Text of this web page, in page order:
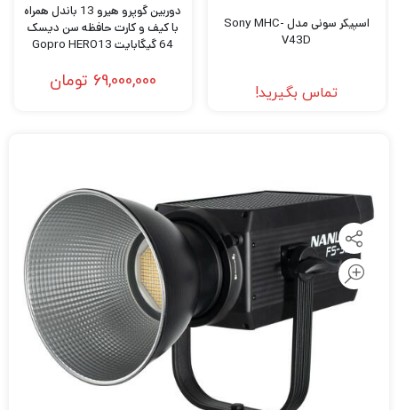
اسپیکر سونی مدل Sony MHC-
V43D
تماس بگیرید!
دوربین گوپرو هیرو 13 باندل همراه
با کیف و کارت حافظه سن دیسک
64 گیگابایت Gopro HERO13
SanDisk 64GB Extreme
69,000,000 تومان